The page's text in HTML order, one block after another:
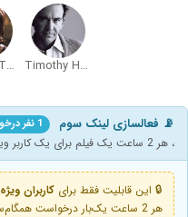
Timothy Hutton
Lorraine Toussaint
📡 فعالسازی لینک سوم 1 نفر درخواست داده
، هر 2 ساعت یک فیلم برای یک کاربر ویژه
🔒 این قابلیت فقط برای کاربران ویژه